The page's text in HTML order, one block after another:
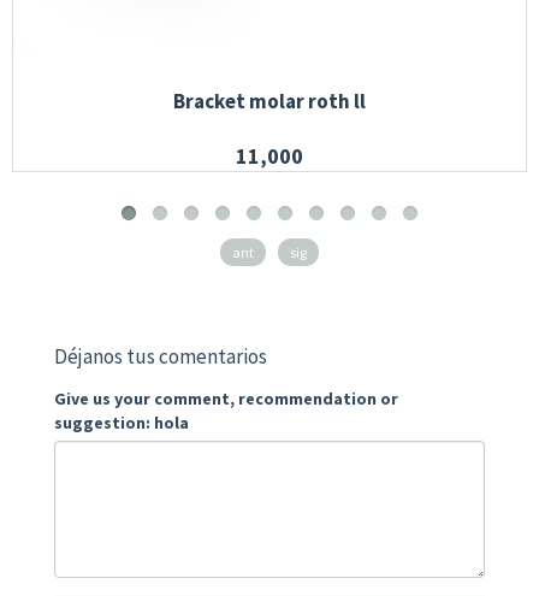
Bracket molar roth ll
11,000
ant sig
Déjanos tus comentarios
Give us your comment, recommendation or
suggestion: hola